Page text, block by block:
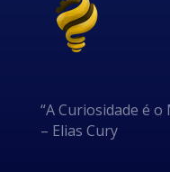
“A Curiosidade é
– Elias Cury